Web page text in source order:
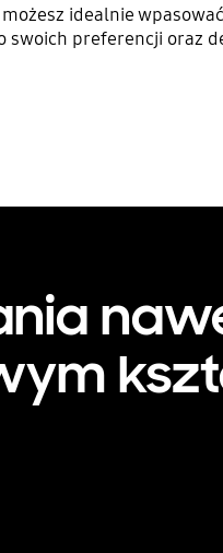
idealnie
preferencji oraz